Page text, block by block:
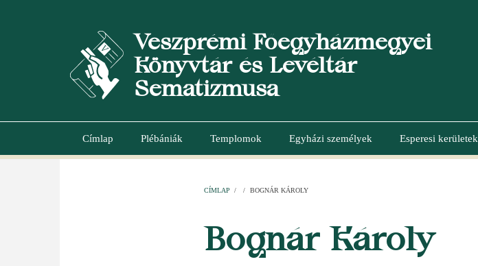
Veszprémi Főegyházmegyei
Könyvtár és Levéltár
Sematizmusa
Main
Címlap Plébániák Templomok Egyházi személyek Esperesi kerületek
CÍMLAP / / BOGNÁR KÁROLY
Bognár Károly